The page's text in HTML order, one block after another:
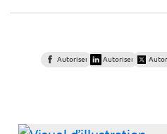
Autoriser Autoriser